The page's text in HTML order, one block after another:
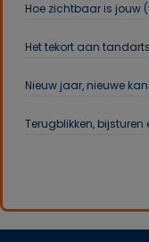
Hoe zichtbaar is jouw
Het tekort aan
Nieuw jaar, nieuwe
Terugblikken, bijsturen